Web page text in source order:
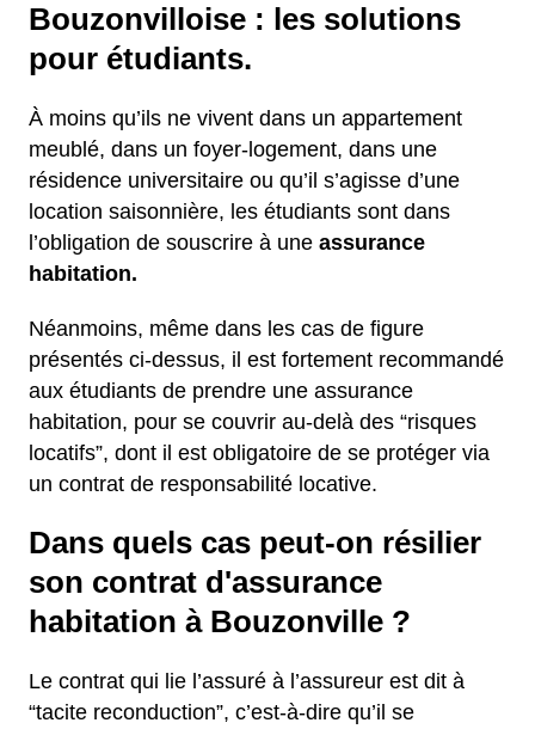
Bouzonvilloise : les solutions
pour étudiants.
À moins qu’ils ne vivent dans un appartement
meublé, dans un foyer-logement, dans une
résidence universitaire ou qu’il s’agisse d’une
location saisonnière, les étudiants sont dans
l’obligation de souscrire à une assurance
habitation.
Néanmoins, même dans les cas de figure
présentés ci-dessus, il est fortement recommandé
aux étudiants de prendre une assurance
habitation, pour se couvrir au-delà des “risques
locatifs”, dont il est obligatoire de se protéger via
un contrat de responsabilité locative.
Dans quels cas peut-on résilier
son contrat d'assurance
habitation à Bouzonville ?
Le contrat qui lie l’assuré à l’assureur est dit à
“tacite reconduction”, c’est-à-dire qu’il se